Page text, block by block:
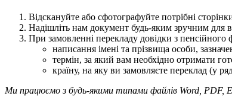
Відскануйте або сфотографуйте потрібні
Надішліть нам документ будь-яким зручним для
При замовленні перекладу довідки з
написання імені та прізвища особи,
термін, за який вам необхідно отримати
країну, на яку ви замовляєте переклад (у
Ми працюємо з будь-якими типами файлів Word,